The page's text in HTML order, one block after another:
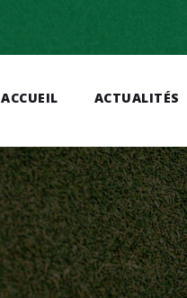
ACCUEIL ACTUALITÉS